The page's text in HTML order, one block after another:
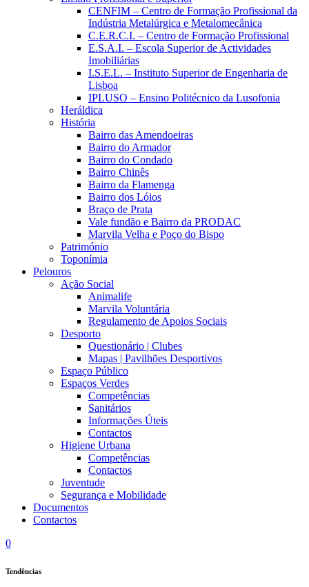
CENFIM – Centro de Formação Profissional da
Indústria Metalúrgica e Metalomecânica
C.E.R.C.I. – Centro de Formação Profissional
E.S.A.I. – Escola Superior de Actividades
Imobiliárias
I.S.E.L. – Instituto Superior de Engenharia de
Lisboa
IPLUSO – Ensino Politécnico da Lusofonia
Heráldica
História
Bairro das Amendoeiras
Bairro do Armador
Bairro do Condado
Bairro Chinês
Bairro da Flamenga
Bairro dos Lóios
Braço de Prata
Vale fundão e Bairro da PRODAC
Marvila Velha e Poço do Bispo
Património
Toponímia
Pelouros
Ação Social
Animalife
Marvila Voluntária
Regulamento de Apoios Sociais
Desporto
Questionário | Clubes
Mapas | Pavilhões Desportivos
Espaço Público
Espaços Verdes
Competências
Sanitários
Informações Úteis
Contactos
Higiene Urbana
Competências
Contactos
Juventude
Segurança e Mobilidade
Documentos
Contactos
0
Tendências